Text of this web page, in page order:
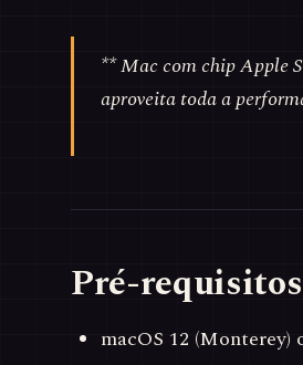
** Mac com chip Apple
aproveita toda a
Pré-requisitos
macOS 12 (Monterey)